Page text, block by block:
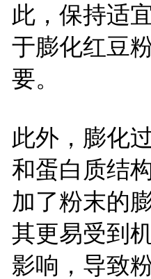
此，保持适
于膨化红豆
要。
此外，膨化
和蛋白质结
加了粉末的
其更易受到
影响，导致